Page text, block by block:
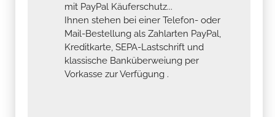
mit PayPal Käuferschutz...
Ihnen stehen bei einer Telefon- oder
Mail-Bestellung als Zahlarten PayPal,
Kreditkarte, SEPA-Lastschrift und
klassische Banküberweiung per
Vorkasse zur Verfügung .